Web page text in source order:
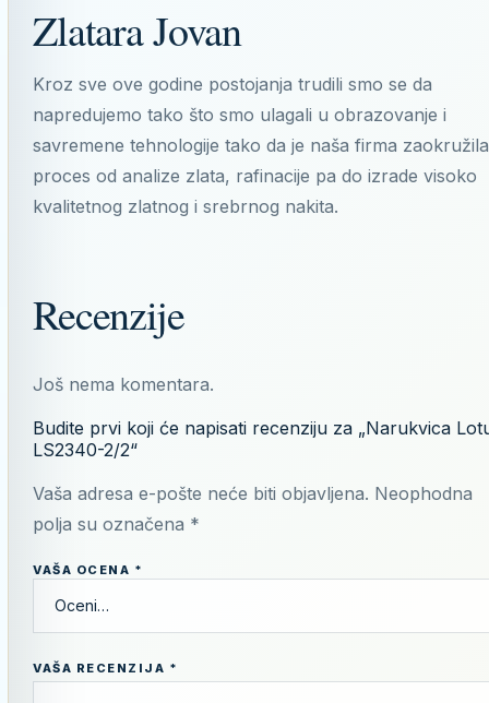
Zlatara Jovan
Kroz sve ove godine postojanja trudili smo se da
napredujemo tako što smo ulagali u obrazovanje i
savremene tehnologije tako da je naša firma zaokružila
proces od analize zlata, rafinacije pa do izrade visoko
kvalitetnog zlatnog i srebrnog nakita.
Recenzije
Još nema komentara.
Budite prvi koji će napisati recenziju za „Narukvica
LS2340-2/2“
Vaša adresa e-pošte neće biti objavljena. Neophodna
polja su označena *
VAŠA OCENA *
VAŠA RECENZIJA *